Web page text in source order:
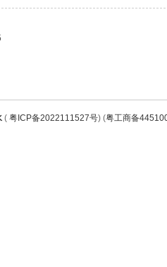
( 粤ICP备2022111527号) (粤工商备